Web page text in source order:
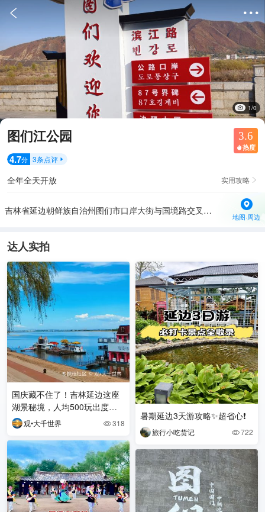
 
1/0
图们江公园 3.6
 热度
4.7分 3条点评 
全年全天开放 实用攻略 
吉林省延边朝鲜族自治州图们市口岸大街与国境路交叉口东北150米
地图·周边
达人实拍
国庆藏不住了！吉林延边这座
湖景秘境，人均500玩出度假
感✨ 国庆不想挤断桥、排长
队？那你一定要锁
观•大千世界 318
暑期延边3天游攻略✨超省心❗
旅行小吃货记 722